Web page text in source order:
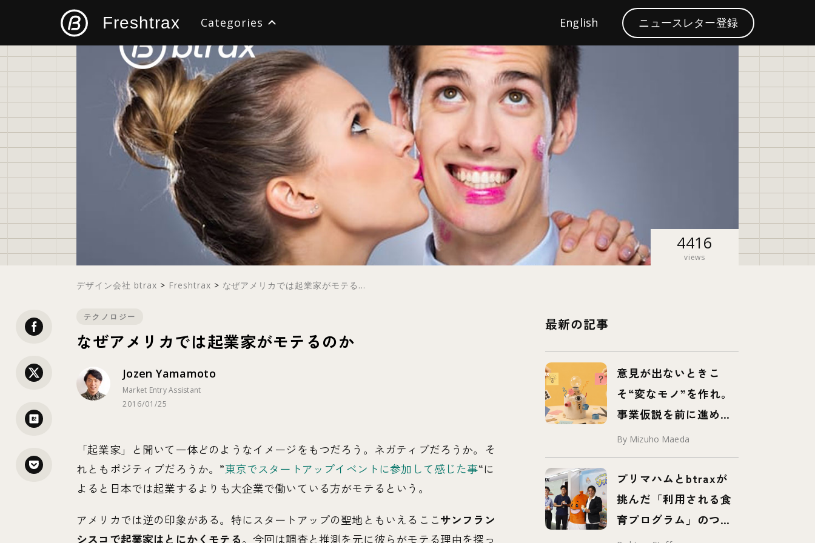
Freshtrax Categories
すべて デザイン イノベーション ブランディング
S
e
a
English ニュースレター登録
4416
views
デザイン会社 btrax > Freshtrax > なぜアメリカでは起業家がモテる...
テクノロジー
なぜアメリカでは起業家がモテるのか
Jozen Yamamoto
Market Entry Assistant
2016/01/25
「起業家」と聞いて一体どのようなイメージをもつだろう。ネガティブだろうか。そ
れともポジティブだろうか。”東京でスタートアップイベントに参加して感じた事“に
よると日本では起業するよりも大企業で働いている方がモテるという。
アメリカでは逆の印象がある。特にスタートアップの聖地ともいえるここサンフラン
シスコで起業家はとにかくモテる。今回は調査と推測を元に彼らがモテる理由を探っ
最新の記事
意見が出ないときこ
そ“変なモノ”を作れ。
事業仮説を前に進め
る、挑発するプロトタ
イプ「プロボタイプ」
とは
By Mizuho Maeda
プリマハムとbtraxが
挑んだ「利用される食
育プログラム」のつく